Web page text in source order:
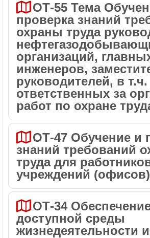
ОТ-55 Тема
проверка знаний
охраны труда
организаций,
инженеров,
руководителей, в т.ч.
ответственных за
работ по охране
ОТ-47 Обучение и
знаний требований
труда для
учреждений (офисов)
ОТ-34
доступной среды
жизнедеятельности